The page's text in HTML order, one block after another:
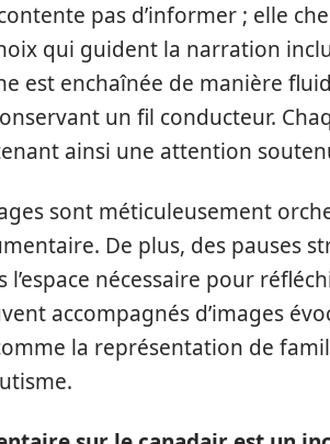
pas d’informer ; elle
qui guident la narration
est enchaînée de manière
un fil conducteur.
ainsi une attention
sont méticuleusement
De plus, des pauses
nécessaire pour
accompagnés d’images
la représentation de